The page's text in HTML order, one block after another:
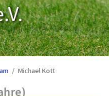
Michael Kott